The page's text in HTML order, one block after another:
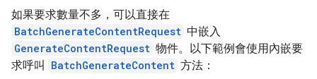
如果要求數量不多，可以直接在
BatchGenerateContentRequest 中嵌入
GenerateContentRequest 物件。以下範例會使用內嵌要
求呼叫
BatchGenerateContent 方法：